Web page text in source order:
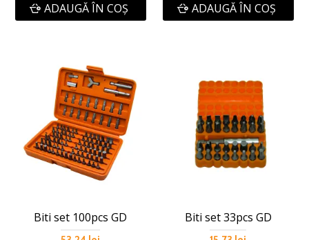
ADAUGĂ ÎN COŞ ADAUGĂ ÎN COŞ
Biti set 100pcs GD Biti set 33pcs GD